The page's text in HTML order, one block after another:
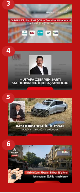
3
4
5
6